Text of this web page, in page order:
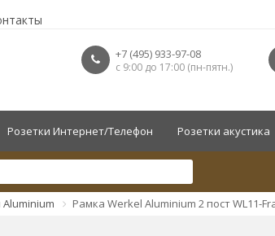
+7 (495) 933-97-08
с 9:00 до 17:00 (пн-пятн.)
Розетки Интернет/Телефон Розетки акустика
Рамка Werkel Aluminium 2 пост WL11-